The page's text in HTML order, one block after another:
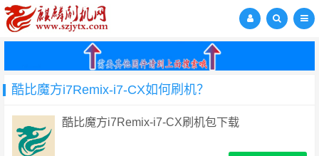
酷比魔方i7Remix-i7-CX如何刷机？
酷比魔方i7Remix-i7-CX刷机包下载